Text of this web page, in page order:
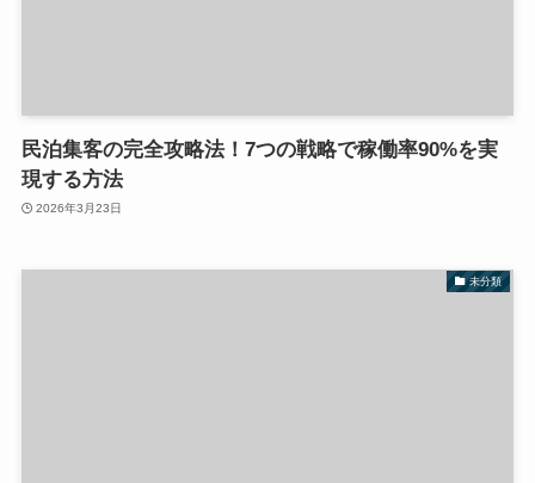
民泊集客の完全攻略法！7つの戦略で稼働率90%を実
現する方法
2026年3月23日
未分類